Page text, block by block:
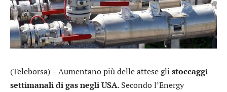
(Teleborsa) – Aumentano più delle attese gli stoccaggi
settimanali di gas negli USA. Secondo l’Energy